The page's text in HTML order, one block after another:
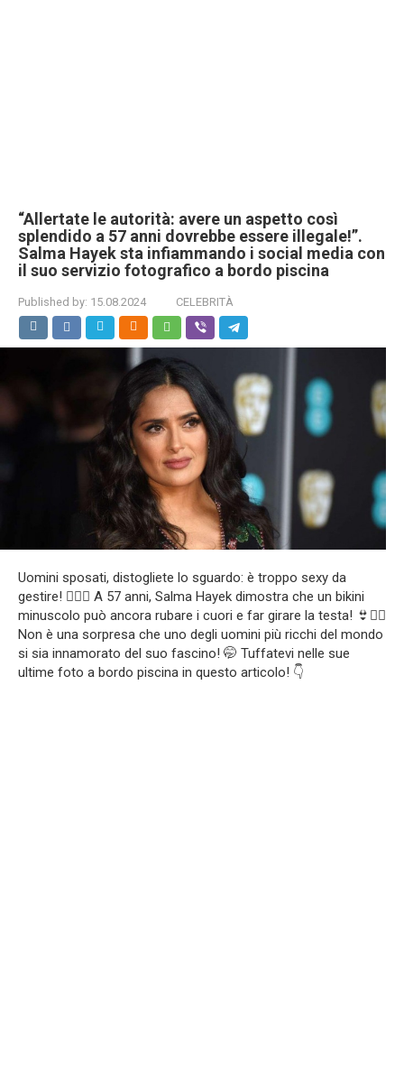
“Allertate le autorità: avere un aspetto così
splendido a 57 anni dovrebbe essere illegale!”.
Salma Hayek sta infiammando i social media con
il suo servizio fotografico a bordo piscina
Published by: 15.08.2024 CELEBRITÀ
Uomini sposati, distogliete lo sguardo: è troppo sexy da
gestire! ❤️‍🔥🤤 A 57 anni, Salma Hayek dimostra che un bikini
minuscolo può ancora rubare i cuori e far girare la testa! 👙❤️‍🔥
Non è una sorpresa che uno degli uomini più ricchi del mondo
si sia innamorato del suo fascino! 🤭 Tuffatevi nelle sue
ultime foto a bordo piscina in questo articolo! 👇